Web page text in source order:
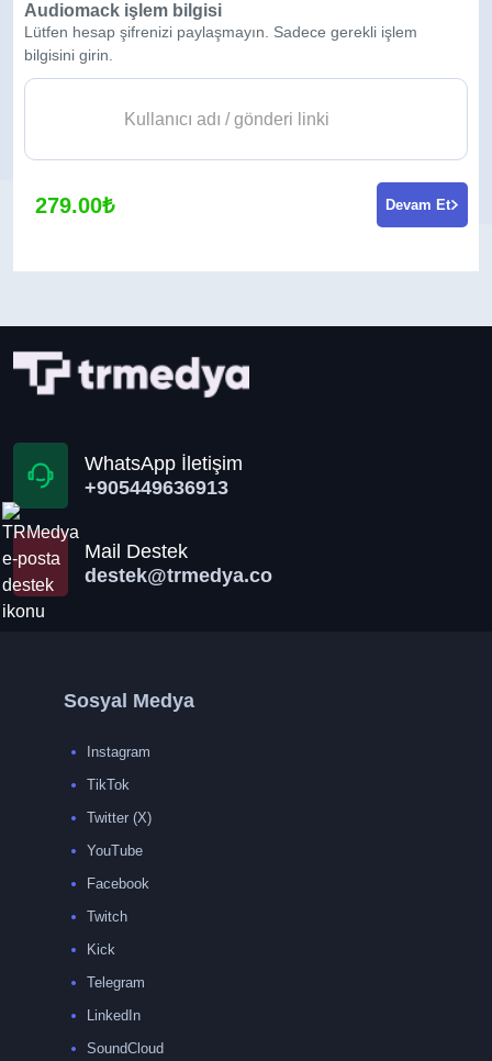
Audiomack işlem bilgisi
Lütfen hesap şifrenizi paylaşmayın. Sadece gerekli işlem
bilgisini girin.
279.00₺ Devam Et
WhatsApp İletişim
+905449636913
Mail Destek
destek@trmedya.co
Sosyal Medya
Instagram
TikTok
Twitter (X)
YouTube
Facebook
Twitch
Kick
Telegram
LinkedIn
SoundCloud